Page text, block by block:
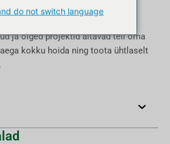
lihtsalt masin – see on sinu
ja õiged projektid aitavad teil oma
kokku hoida ning toota ühtlaselt
do not switch language